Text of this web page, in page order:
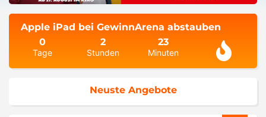
Apple iPad bei GewinnArena abstauben
0
Tage
2
Stunden
23
Minuten
Neuste Angebote